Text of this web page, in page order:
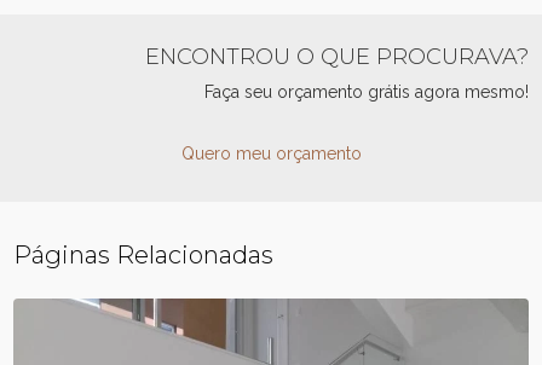
ENCONTROU O QUE PROCURAVA?
Faça seu orçamento grátis agora mesmo!
Quero meu orçamento
Páginas Relacionadas